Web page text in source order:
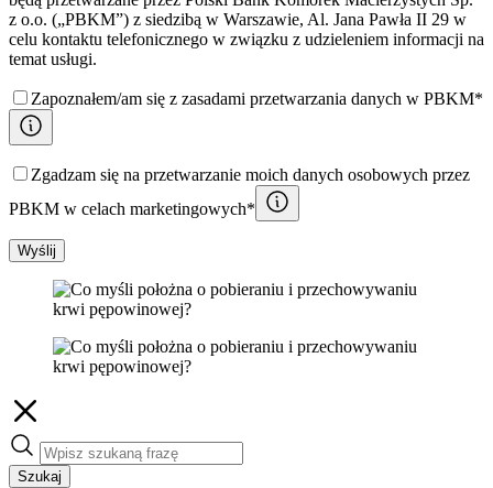
z o.o. („PBKM”) z siedzibą w Warszawie, Al. Jana Pawła II 29 w
celu kontaktu telefonicznego w związku z udzieleniem informacji na
temat usługi.
Zapoznałem/am się z zasadami przetwarzania danych w PBKM*
Zgadzam się na przetwarzanie moich danych osobowych przez
PBKM w celach marketingowych*
Wyślij
Szukaj